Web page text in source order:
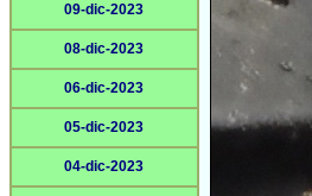
09-dic-2023
08-dic-2023
06-dic-2023
05-dic-2023
04-dic-2023